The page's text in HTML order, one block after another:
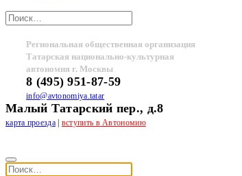
Региональная общественная организация
Татарская национально-культурная
автономия г. Москвы
8 (495) 951-87-59
info@avtonomiya.tatar
Малый Татарский пер., д.8
карта проезда| вступить в Автономию